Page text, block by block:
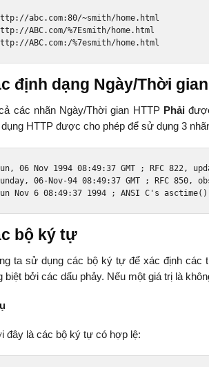
: //abc.com:80/~smith/home.html
: //ABC.com/%7Esmith/home.html
: //ABC.com:/%7esmith/home.html
định dạng Ngày/Thời gian
các nhãn Ngày/Thời gian HTTP Phải
HTTP được cho phép để sử dụng 3
, 06 Nov 1994 08:49:37 GMT ; RFC 822 ,
, 06-Nov-94 08:49:37 GMT ; RFC 850 ,
Nov 6 08:49:37 1994 ; ANSI C 's
bộ ký tự
ta sử dụng các bộ ký tự để xác định
biệt bởi các dấu phảy. Nếu một giá trị là
đây là các bộ ký tự có hợp lệ: